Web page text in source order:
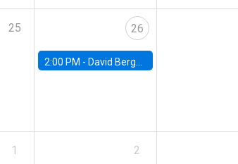
25 26
2:00 PM - David Berger, Duke
1 2